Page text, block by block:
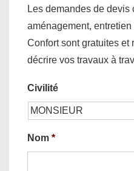
Les demandes de devis
aménagement,
Confort sont gratuites et
décrire vos travaux à
Civilité
Nom *